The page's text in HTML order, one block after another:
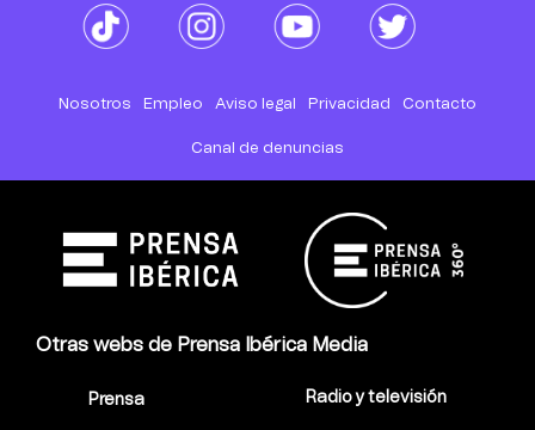
Nosotros Empleo Aviso legal Privacidad Contacto
Canal de denuncias
Otras webs de Prensa Ibérica Media
Prensa Radio y televisión